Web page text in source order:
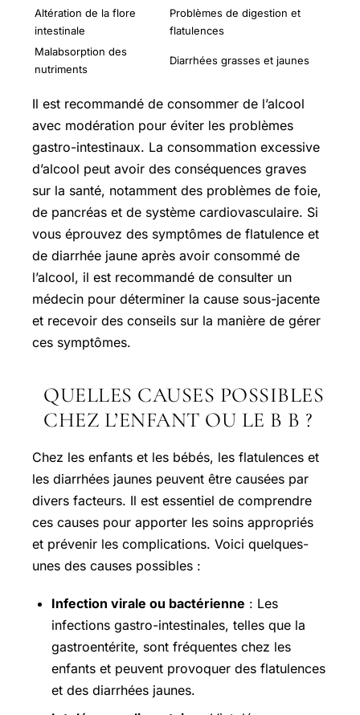
Altération de la flore
intestinale
Problèmes de digestion et
flatulences
Malabsorption des
nutriments
Diarrhées grasses et jaunes
Il est recommandé de consommer de l’alcool
avec modération pour éviter les problèmes
gastro-intestinaux. La consommation excessive
d’alcool peut avoir des conséquences graves
sur la santé, notamment des problèmes de foie,
de pancréas et de système cardiovasculaire. Si
vous éprouvez des symptômes de flatulence et
de diarrhée jaune après avoir consommé de
l’alcool, il est recommandé de consulter un
médecin pour déterminer la cause sous-jacente
et recevoir des conseils sur la manière de gérer
ces symptômes.
QUELLES CAUSES POSSIBLES
CHEZ L’ENFANT OU LE B B ?
Chez les enfants et les bébés, les flatulences et
les diarrhées jaunes peuvent être causées par
divers facteurs. Il est essentiel de comprendre
ces causes pour apporter les soins appropriés
et prévenir les complications. Voici quelques-
unes des causes possibles :
Infection virale ou bactérienne : Les
infections gastro-intestinales, telles que la
gastroentérite, sont fréquentes chez les
enfants et peuvent provoquer des flatulences
et des diarrhées jaunes.